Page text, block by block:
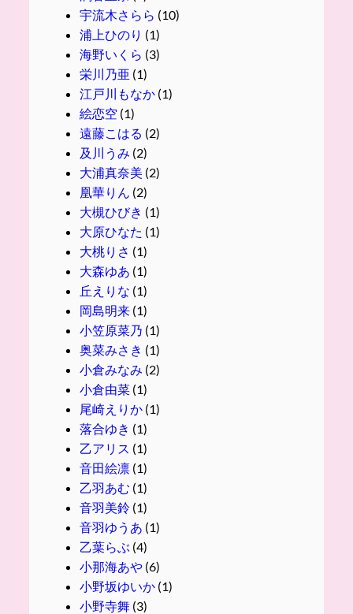
宇流木さらら (10)
浦上ひのり (1)
海野いくら (3)
栄川乃亜 (1)
江戸川もなか(1)
絵恋空 (1)
遠藤こはる (2)
及川うみ (2)
大浦真奈美 (2)
凰華りん (2)
大槻ひびき (1)
大原ひなた (1)
大桃りさ (1)
大森ゆあ (1)
丘えりな (1)
岡島明来(1)
小笠原菜乃 (1)
奥菜みさき (1)
小倉みなみ (2)
小倉由菜(1)
尾崎えりか(1)
落合ゆき (1)
乙アリス (1)
音田絵凛(1)
乙羽あむ (1)
音羽美鈴(1)
音羽ゆうあ (1)
乙葉らぶ (4)
小那海あや(6)
小野坂ゆいか(1)
小野寺舞(3)